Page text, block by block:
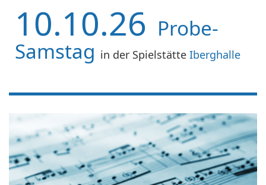
10.10.26 Probe-
Samstag in der Spielstätte Iberghalle